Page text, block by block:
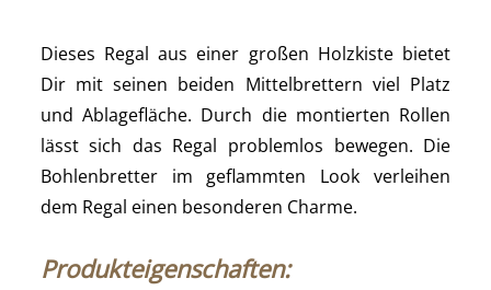
Dieses Regal aus einer großen Holzkiste bietet
Dir mit seinen beiden Mittelbrettern viel Platz
und Ablagefläche. Durch die montierten Rollen
lässt sich das Regal problemlos bewegen. Die
Bohlenbretter im geflammten Look verleihen
dem Regal einen besonderen Charme.
Produkteigenschaften: